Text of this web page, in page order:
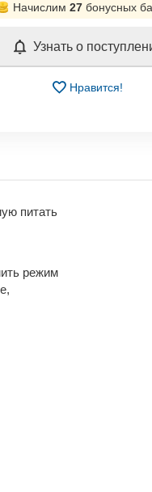
Начислим 27бонусных
Узнать о
Нравится!
питать
режим